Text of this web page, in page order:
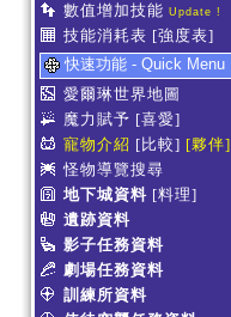
數值增加技能 Update !
技能消耗表 [強度表]
快速功能 - Quick Menu
愛爾琳世界地圖
魔力賦予 [喜愛]
寵物介紹 [比較] [夥伴]
怪物導覽搜尋
地下城資料 [料理]
遺跡資料
影子任務資料
劇場任務資料
訓練所資料